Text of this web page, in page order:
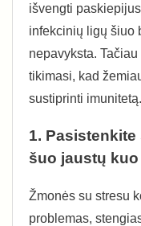
išvengti
infekcinių ligų šiuo
nepavyksta.
tikimasi, kad
sustiprinti imunitetą.
1.
šuo jaustų
Žmonės su stresu
problemas,